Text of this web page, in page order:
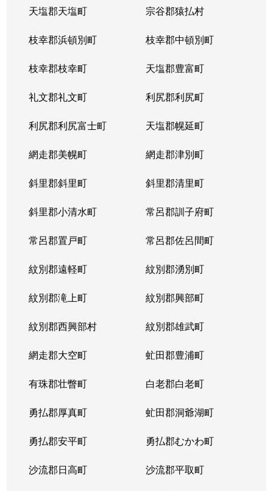
天塩郡天塩町 宗谷郡猿払村
枝幸郡浜頓別町 枝幸郡中頓別町
枝幸郡枝幸町 天塩郡豊富町
礼文郡礼文町 利尻郡利尻町
利尻郡利尻富士町 天塩郡幌延町
網走郡美幌町 網走郡津別町
斜里郡斜里町 斜里郡清里町
斜里郡小清水町 常呂郡訓子府町
常呂郡置戸町 常呂郡佐呂間町
紋別郡遠軽町 紋別郡湧別町
紋別郡滝上町 紋別郡興部町
紋別郡西興部村 紋別郡雄武町
網走郡大空町 虻田郡豊浦町
有珠郡壮瞥町 白老郡白老町
勇払郡厚真町 虻田郡洞爺湖町
勇払郡安平町 勇払郡むかわ町
沙流郡日高町 沙流郡平取町